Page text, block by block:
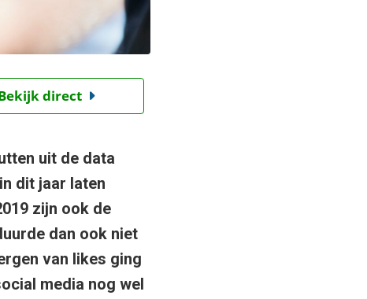
direct
uit de data
dit jaar laten
zijn ook de
dan ook niet
van likes ging
media nog wel